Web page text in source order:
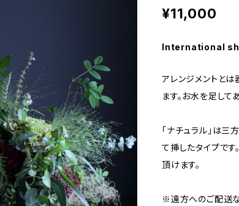
¥11,000
International
アレンジメントと
ます。お水を足して
「ナチュラル」は三
て挿したタイプで
頂けます。
※遠方へのご配送